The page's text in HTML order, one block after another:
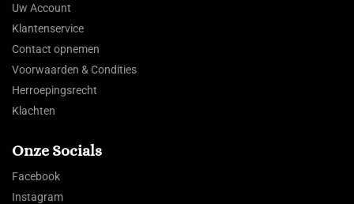
Uw Account
Klantenservice
Contact opnemen
Voorwaarden & Condities
Herroepingsrecht
Klachten
Onze Socials
Facebook
Instagram